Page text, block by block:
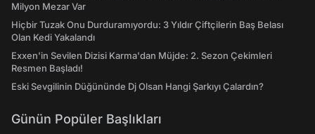
Milyon Mezar Var
Hiçbir Tuzak Onu Durduramıyordu: 3 Yıldır Çiftçilerin Baş Belası
Olan Kedi Yakalandı
Exxen'in Sevilen Dizisi Karma'dan Müjde: 2. Sezon Çekimleri
Resmen Başladı!
Eski Sevgilinin Düğününde Dj Olsan Hangi Şarkıyı Çalardın?
Günün Popüler Başlıkları